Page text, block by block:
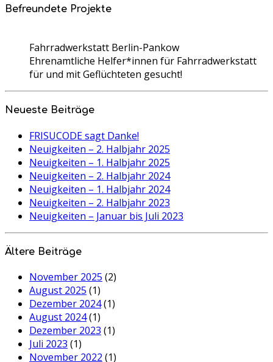
Befreundete Projekte
Fahrradwerkstatt Berlin-Pankow
Ehrenamtliche Helfer*innen für Fahrradwerkstatt
für und mit Geflüchteten gesucht!
Neueste Beiträge
FRISUCODE sagt Danke!
Neuigkeiten – 2. Halbjahr 2025
Neuigkeiten – 1. Halbjahr 2025
Neuigkeiten – 2. Halbjahr 2024
Neuigkeiten – 1. Halbjahr 2024
Neuigkeiten – 2. Halbjahr 2023
Neuigkeiten – Januar bis Juli 2023
Ältere Beiträge
November 2025 (2)
August 2025 (1)
Dezember 2024(1)
August 2024(1)
Dezember 2023 (1)
Juli 2023 (1)
November 2022 (1)